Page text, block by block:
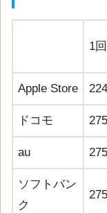
1
Apple Store
ドコモ
au
ソフトバン
ク